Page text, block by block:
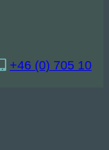
+46 (0) 705 10